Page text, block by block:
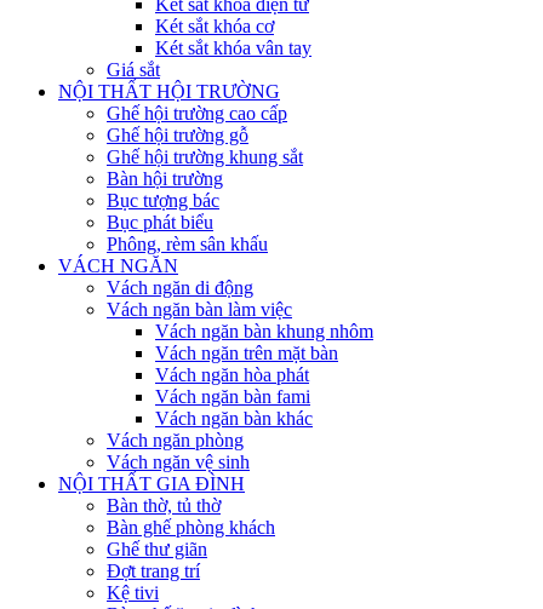
Két sắt khóa điện tử
Két sắt khóa cơ
Két sắt khóa vân tay
Giá sắt
NỘI THẤT HỘI TRƯỜNG
Ghế hội trường cao cấp
Ghế hội trường gỗ
Ghế hội trường khung sắt
Bàn hội trường
Bục tượng bác
Bục phát biểu
Phông, rèm sân khấu
VÁCH NGĂN
Vách ngăn di động
Vách ngăn bàn làm việc
Vách ngăn bàn khung nhôm
Vách ngăn trên mặt bàn
Vách ngăn hòa phát
Vách ngăn bàn fami
Vách ngăn bàn khác
Vách ngăn phòng
Vách ngăn vệ sinh
NỘI THẤT GIA ĐÌNH
Bàn thờ, tủ thờ
Bàn ghế phòng khách
Ghế thư giãn
Đợt trang trí
Kệ tivi